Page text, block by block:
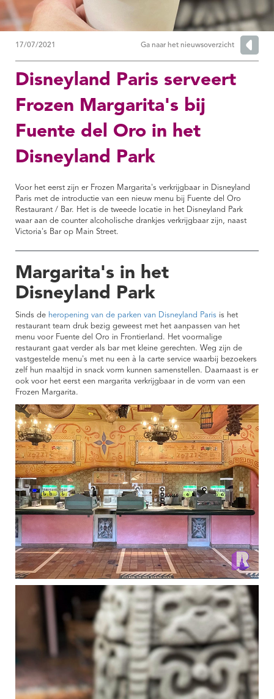
17/07/2021 Ga naar het nieuwsoverzicht
Disneyland Paris serveert
Frozen Margarita's bij
Fuente del Oro in het
Disneyland Park
Voor het eerst zijn er Frozen Margarita's verkrijgbaar in Disneyland
Paris met de introductie van een nieuw menu bij Fuente del Oro
Restaurant / Bar. Het is de tweede locatie in het Disneyland Park
waar aan de counter alcoholische drankjes verkrijgbaar zijn, naast
Victoria's Bar op Main Street.
Margarita's in het
Disneyland Park
Sinds de heropening van de parken van Disneyland Paris is het
restaurant team druk bezig geweest met het aanpassen van het
menu voor Fuente del Oro in Frontierland. Het voormalige
restaurant gaat verder als bar met kleine gerechten. Weg zijn de
vastgestelde menu's met nu een à la carte service waarbij bezoekers
zelf hun maaltijd in snack vorm kunnen samenstellen. Daarnaast is er
ook voor het eerst een margarita verkrijgbaar in de vorm van een
Frozen Margarita.